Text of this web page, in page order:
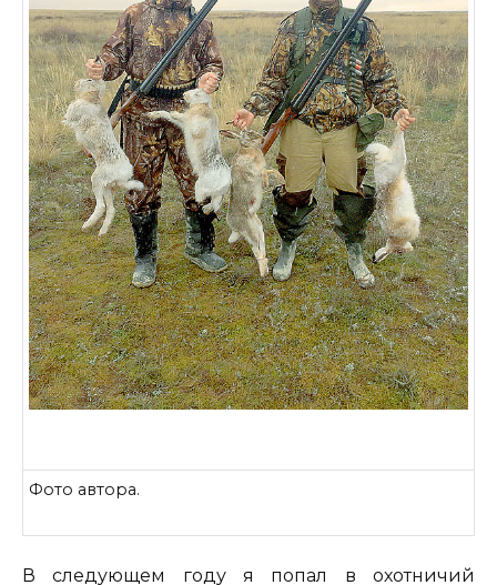
Фото автора.
В следующем году я попал в охотничий